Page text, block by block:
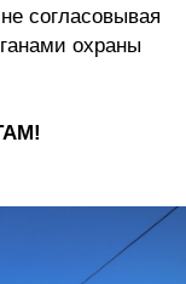
согласовывая
охраны